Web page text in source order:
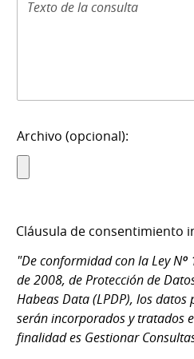
Archivo (opcional):
Cláusula de consentimiento
"De conformidad con la Ley
de 2008, de Protección de
Habeas Data (LPDP), los
serán incorporados y tratados
finalidad es Gestionar